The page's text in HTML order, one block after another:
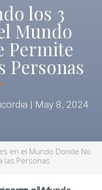
los 3
Mundo
Permite
Personas
| May 8, 2024
en el Mundo Donde No
las Personas